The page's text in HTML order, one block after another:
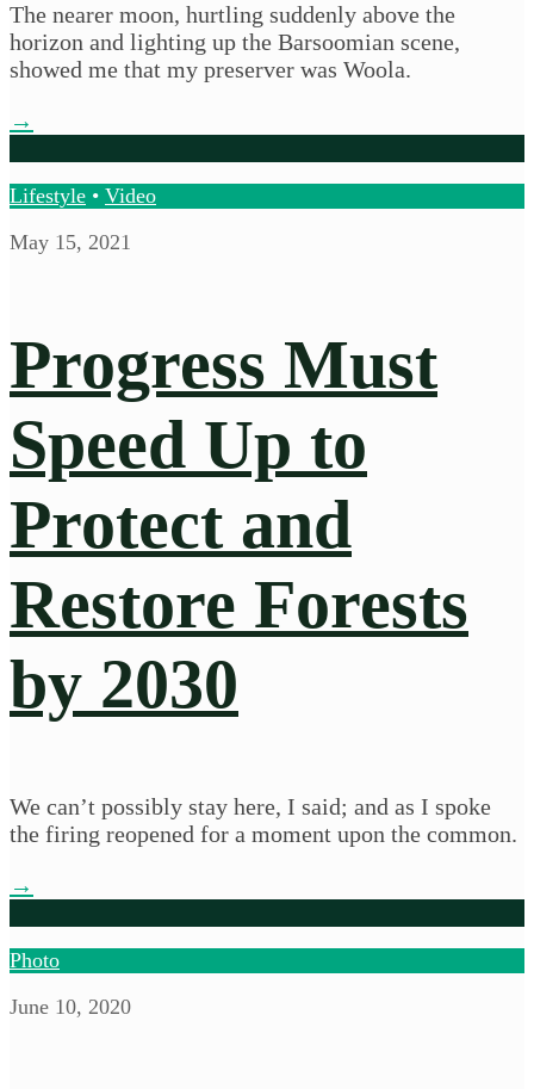
The nearer moon, hurtling suddenly above the
horizon and lighting up the Barsoomian scene,
showed me that my preserver was Woola.
→
Lifestyle • Video
May 15, 2021
Progress Must
Speed Up to
Protect and
Restore Forests
by 2030
We can’t possibly stay here, I said; and as I spoke
the firing reopened for a moment upon the common.
→
Photo
June 10, 2020